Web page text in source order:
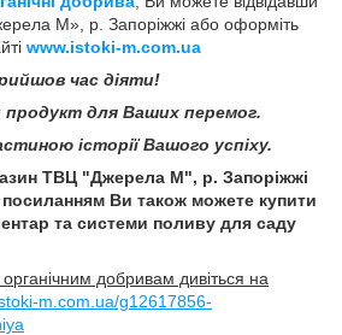
М», р. Запоріжжі або оформіть
www.istoki-m.com.ua
час діяти!
для Ваших перемог.
історії Вашого успіху.
ТВЦ "Джерела М", р. Запоріжжі
Ви також можете купити
та системи поливу для саду
добривам дивіться на
m.com.ua/g12617856-